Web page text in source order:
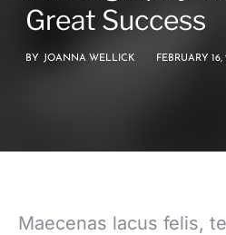
Great Success
BY JOANNA WELLICK FEBRUARY
Maecenas lacus felis,